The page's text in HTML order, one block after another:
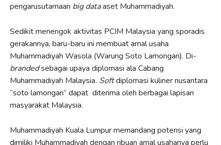
pengarusutamaan big dataaset Muhammadiyah.
Sedikit menengok aktivitas PCIM Malaysia yang sporadis
gerakannya, baru-baru ini membuat amal usaha
Muhammadiyah Wasola (Warung Soto Lamongan). Di-
brandedsebagai upaya diplomasi ala Cabang
Muhammadiyah Malaysia. Softdiplomasi kuliner nusantara
“soto lamongan“ dapat diterima oleh berbagai lapisan
masyarakat Malaysia.
Muhammadiyah Kuala Lumpur memandang potensi yang
dimiliki Muhammadiyah dengan ribuan amal usahanya perlu